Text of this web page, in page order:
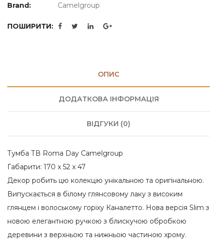
Brand:
Camelgroup
ПОШИРИТИ:
ОПИС
ДОДАТКОВА ІНФОРМАЦІЯ
ВІДГУКИ (0)
Тумба ТВ Roma Day Camelgroup
Габарити: 170 х 52 х 47
Декор робить цю колекцію унікальною та оригінальною.
Випускається в білому глянсовому лаку з високим
глянцем і волоському горіху Каналетто. Нова версія Slim з
новою елегантною ручкою з блискучою обробкою
деревини з верхньою та нижньою частиною хрому.